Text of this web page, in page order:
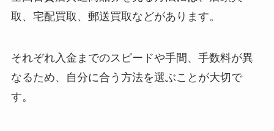
取、宅配買取、郵送買取などがあります。
それぞれ入金までのスピードや手間、手数料が異
なるため、自分に合う方法を選ぶことが大切で
す。